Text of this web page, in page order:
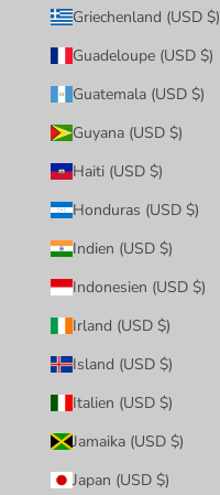
Griechenland (USD $)
Guadeloupe (USD $)
Guatemala (USD $)
Guyana (USD $)
Haiti (USD $)
Honduras (USD $)
Indien (USD $)
Indonesien (USD $)
Irland (USD $)
Island (USD $)
Italien (USD $)
Jamaika (USD $)
Japan (USD $)